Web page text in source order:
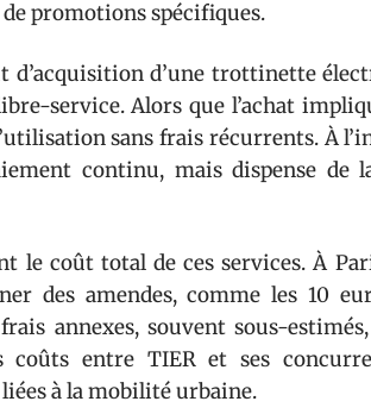
promotions spécifiques.
d’acquisition d’une trottinette
service. Alors que l’achat
sans frais récurrents. À
continu, mais dispense de
le coût total de ces services. À
des amendes, comme les 10
annexes, souvent sous-
coûts entre TIER et ses
à la mobilité urbaine.